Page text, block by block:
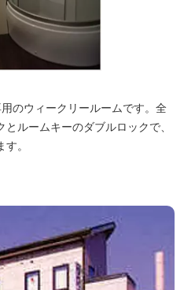
のウィークリールームです。全
ルームキーのダブルロックで、
。